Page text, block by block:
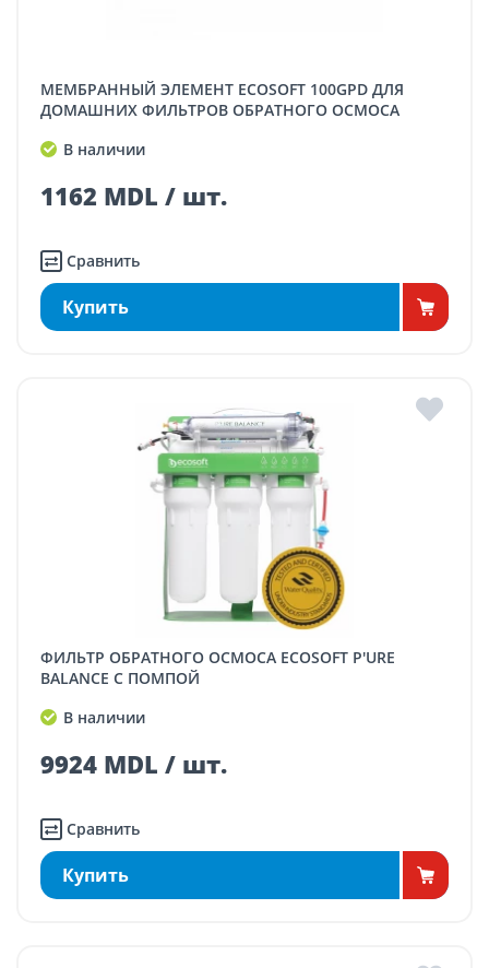
МЕМБРАННЫЙ ЭЛЕМЕНТ ECOSOFT 100GPD ДЛЯ
ДОМАШНИХ ФИЛЬТРОВ ОБРАТНОГО ОСМОСА
В наличии
1162 MDL / шт.
Сравнить
Купить
ФИЛЬТР ОБРАТНОГО ОСМОСА ECOSOFT P'URE
BALANCE С ПОМПОЙ
В наличии
9924 MDL / шт.
Сравнить
Купить